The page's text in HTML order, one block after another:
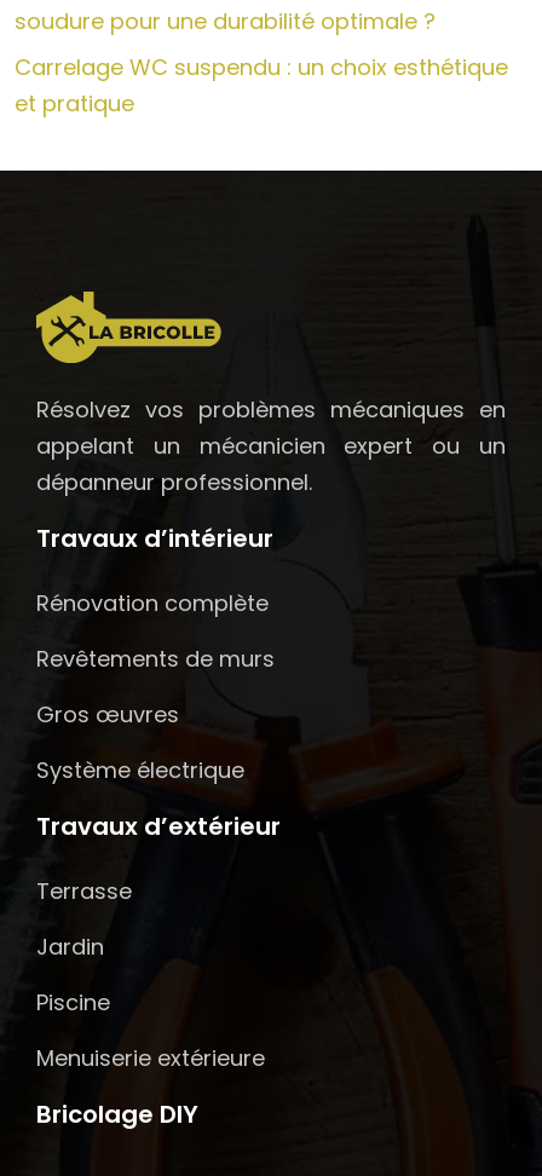
soudure pour une durabilité optimale ?
Carrelage WC suspendu : un choix esthétique
et pratique
Résolvez vos problèmes mécaniques en
appelant un mécanicien expert ou un
dépanneur professionnel.
Travaux d’intérieur
Rénovation complète
Revêtements de murs
Gros œuvres
Système électrique
Travaux d’extérieur
Terrasse
Jardin
Piscine
Menuiserie extérieure
Bricolage DIY